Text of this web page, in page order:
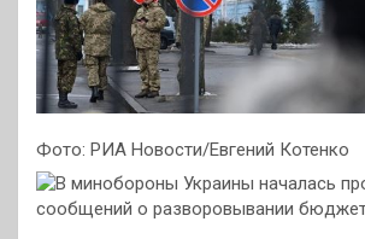
Фото: РИА Новости/Евгений Котенко